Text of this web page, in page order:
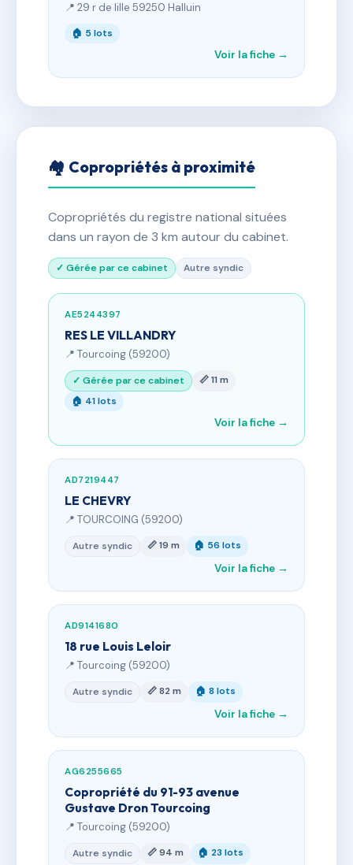
📍 29 r de lille 59250 Halluin
🏠 5 lots
Voir la fiche →
🏘 Copropriétés à proximité
Copropriétés du registre national situées
dans un rayon de 3 km autour du cabinet.
✓ Gérée par ce cabinet Autre syndic
AE5244397
RES LE VILLANDRY
📍 Tourcoing (59200)
✓ Gérée par ce cabinet
📏 11 m
🏠 41 lots
Voir la fiche →
AD7219447
LE CHEVRY
📍 TOURCOING (59200)
Autre syndic 📏 19 m 🏠 56 lots
Voir la fiche →
AD9141680
18 rue Louis Leloir
📍 Tourcoing (59200)
Autre syndic 📏 82 m 🏠 8 lots
Voir la fiche →
AG6255665
Copropriété du 91-93 avenue
Gustave Dron Tourcoing
📍 Tourcoing (59200)
Autre syndic 📏 94 m 🏠 23 lots